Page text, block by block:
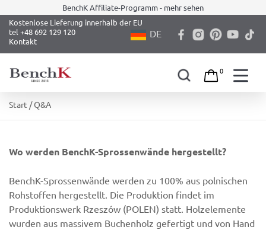
content
BenchK Affiliate-Programm - mehr sehen
Kostenlose Lieferung innerhalb der EU
tel +48 692 129 120
Kontakt
DE
0
Start / Q&A
Wo werden BenchK-Sprossenwände hergestellt?
BenchK-Sprossenwände werden zu 100% aus polnischen
Rohstoffen hergestellt. Die Produktion findet im
Produktionswerk Rzeszów (POLEN) statt. Holzelemente
wurden aus massivem Buchenholz gefertigt und von Hand